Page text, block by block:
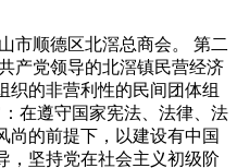
市顺德区北滘总商会。 第二
产党领导的北滘镇民营经济
织的非营利性的民间团体组
在遵守国家宪法、法律、法
尚的前提下，以建设有中国
，坚持党在社会主义初级阶